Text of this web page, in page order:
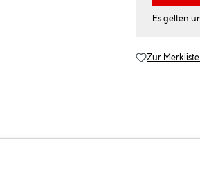
Es gelten
Zur